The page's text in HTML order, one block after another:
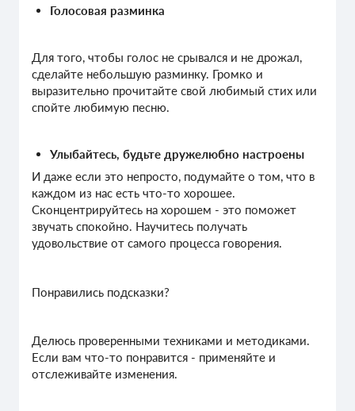
Голосовая разминка
Для того, чтобы голос не срывался и не дрожал,
сделайте небольшую разминку. Громко и
выразительно прочитайте свой любимый стих или
спойте любимую песню.
Улыбайтесь, будьте дружелюбно настроены
И даже если это непросто, подумайте о том, что в
каждом из нас есть что-то хорошее.
Сконцентрируйтесь на хорошем - это поможет
звучать спокойно. Научитесь получать
удовольствие от самого процесса говорения.
Понравились подсказки?
Делюсь проверенными техниками и методиками.
Если вам что-то понравится - применяйте и
отслеживайте изменения.